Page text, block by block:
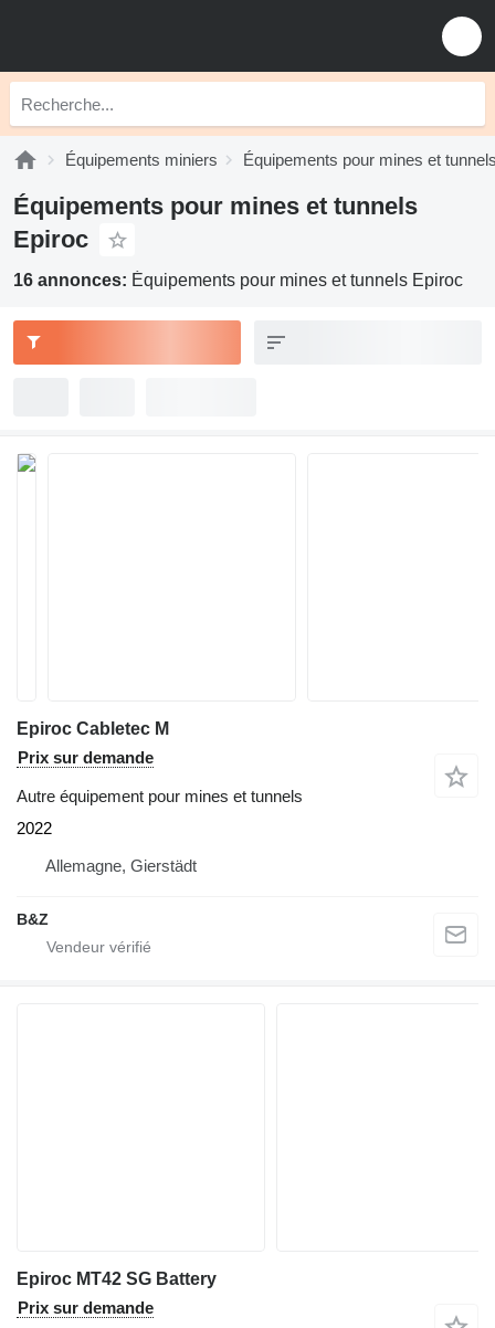
Équipements miniers Équipements pour mines et
Équipements pour mines et tunnels
Epiroc
16 annonces: Équipements pour mines et tunnels Epiroc
Epiroc Cabletec M
Prix sur demande
Autre équipement pour mines et tunnels
2022
Allemagne, Gierstädt
B&Z
Epiroc MT42 SG Battery
Prix sur demande